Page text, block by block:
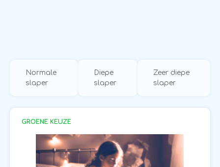
Normale
slaper
Diepe
slaper
Zeer diepe
slaper
GROENE KEUZE